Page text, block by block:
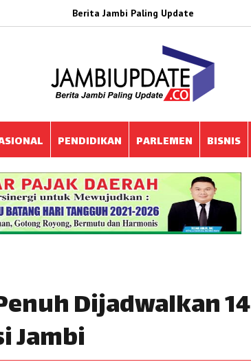
Berita Jambi Paling Update
PENDIDIKAN PARLEMEN BISNIS
Dijadwalkan 14
Jambi